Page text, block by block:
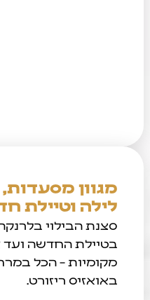
מגוון
לילה וטיילת
סצנת הבילוי
בטיילת החדשה
מקומיות – הכל
באואזיס ריזורט.